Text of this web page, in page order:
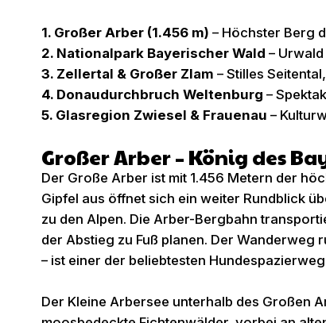
1. Großer Arber (1.456 m) – Höchster Berg
2. Nationalpark Bayerischer Wald –
3. Zellertal & Großer Zlam – Stilles
4. Donaudurchbruch Weltenburg –
5. Glasregion Zwiesel & Frauenau –
Großer Arber – König des
Der Große Arber ist mit 1.456 Metern der
Gipfel aus öffnet sich ein weiter Rundblick
zu den Alpen. Die Arber-Bergbahn
der Abstieg zu Fuß planen. Der
– ist einer der beliebtesten
Der Kleine Arbersee unterhalb des Großen